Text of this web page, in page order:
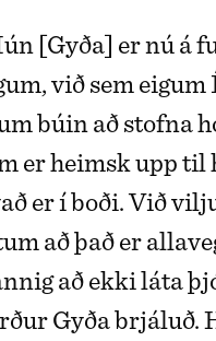
[Gyða] er nú á
við sem
búin að stofna
er heimsk upp
er í boði. Við
að það er
að ekki láta
Gyða brjáluð.